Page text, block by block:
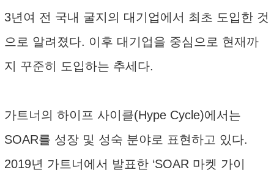
3년여 전 국내 굴지의 대기업에서 최초 도입한 것
으로 알려졌다. 이후 대기업을 중심으로 현재까
지 꾸준히 도입하는 추세다.
가트너의 하이프 사이클(Hype Cycle)에서는
SOAR를 성장 및 성숙 분야로 표현하고 있다.
2019년 가트너에서 발표한 ‘SOAR 마켓 가이